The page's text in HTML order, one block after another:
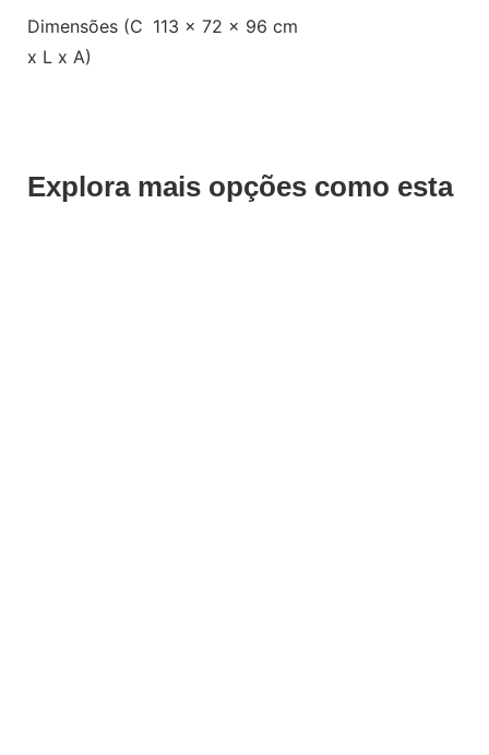
Dimensões (C
x L x A)
113 × 72 × 96 cm
Explora mais opções como esta